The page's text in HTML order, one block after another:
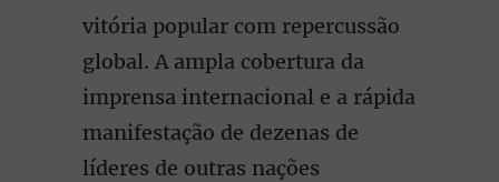
vitória popular com repercussão
global. A ampla cobertura da
imprensa internacional e a rápida
manifestação de dezenas de
líderes de outras nações